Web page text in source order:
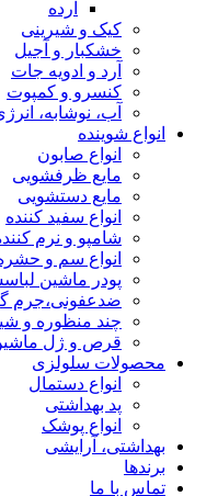
ارده
کیک و شیرینی
خشکبار و آجیل
آرد و ادویه جات
کنسرو و کمپوت
آب، نوشابه،
انواع شوینده
انواع صابون
مایع ظرفشویی
مایع دستشویی
انواع سفید کننده
شامپو و نرم
انواع سم و
پودر ماشین
ضدعفونی،جرم
چند منظوره و
قرص و ژل
محصولات سلولزی
انواع دستمال
پد بهداشتی
انواع پوشک
بهداشتی، آرایشی
برندها
تماس با ما